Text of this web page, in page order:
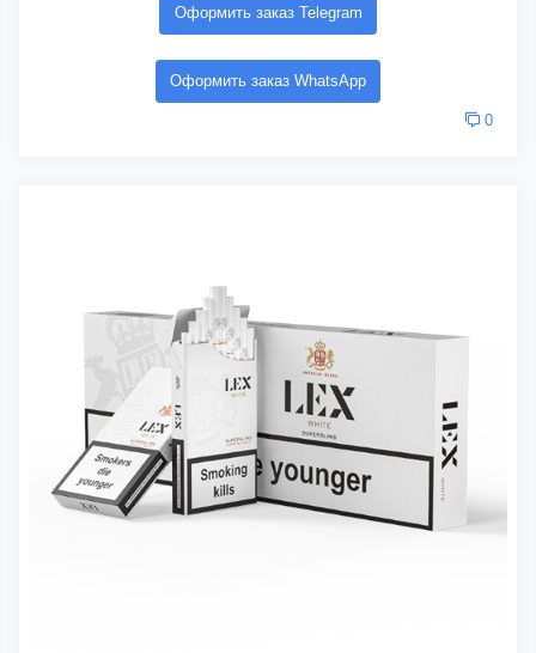
Оформить заказ Telegram
Оформить заказ WhatsApp
0